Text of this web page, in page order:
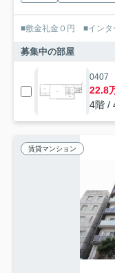
■敷金礼金０円 ■イン
募集中の部屋
0407
22.8
4階 /
賃貸マンション